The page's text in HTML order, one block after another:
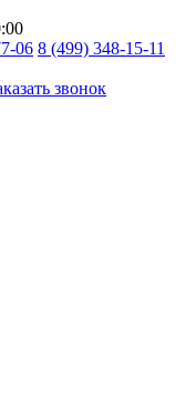
06 8 (499) 348-15-11
звонок